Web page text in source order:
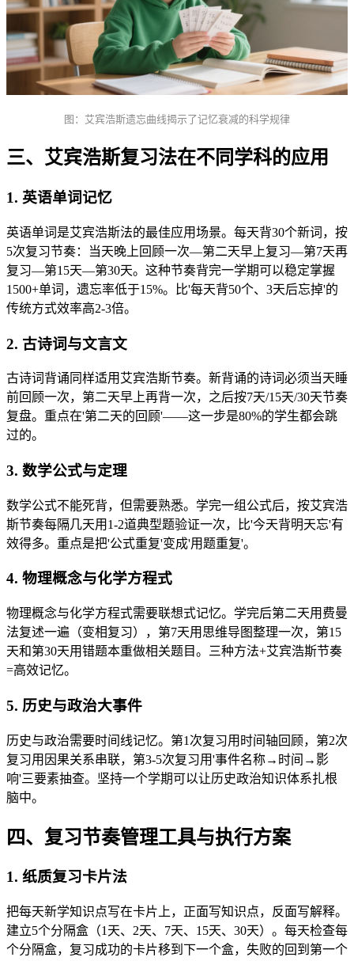
图：艾宾浩斯遗忘曲线揭示了记忆衰减的科学规律
三、艾宾浩斯复习法在不同学科的应用
1. 英语单词记忆
英语单词是艾宾浩斯法的最佳应用场景。每天背30个新词，按
5次复习节奏：当天晚上回顾一次—第二天早上复习—第7天再
复习—第15天—第30天。这种节奏背完一学期可以稳定掌握
1500+单词，遗忘率低于15%。比'每天背50个、3天后忘掉'的
传统方式效率高2-3倍。
2. 古诗词与文言文
古诗词背诵同样适用艾宾浩斯节奏。新背诵的诗词必须当天睡
前回顾一次，第二天早上再背一次，之后按7天/15天/30天节奏
复盘。重点在'第二天的回顾'——这一步是80%的学生都会跳
过的。
3. 数学公式与定理
数学公式不能死背，但需要熟悉。学完一组公式后，按艾宾浩
斯节奏每隔几天用1-2道典型题验证一次，比'今天背明天忘'有
效得多。重点是把'公式重复'变成'用题重复'。
4. 物理概念与化学方程式
物理概念与化学方程式需要联想式记忆。学完后第二天用费曼
法复述一遍（变相复习），第7天用思维导图整理一次，第15
天和第30天用错题本重做相关题目。三种方法+艾宾浩斯节奏
=高效记忆。
5. 历史与政治大事件
历史与政治需要时间线记忆。第1次复习用时间轴回顾，第2次
复习用因果关系串联，第3-5次复习用'事件名称→时间→影
响'三要素抽查。坚持一个学期可以让历史政治知识体系扎根
脑中。
四、复习节奏管理工具与执行方案
1. 纸质复习卡片法
把每天新学知识点写在卡片上，正面写知识点，反面写解释。
建立5个分隔盒（1天、2天、7天、15天、30天）。每天检查每
个分隔盒，复习成功的卡片移到下一个盒，失败的回到第一个